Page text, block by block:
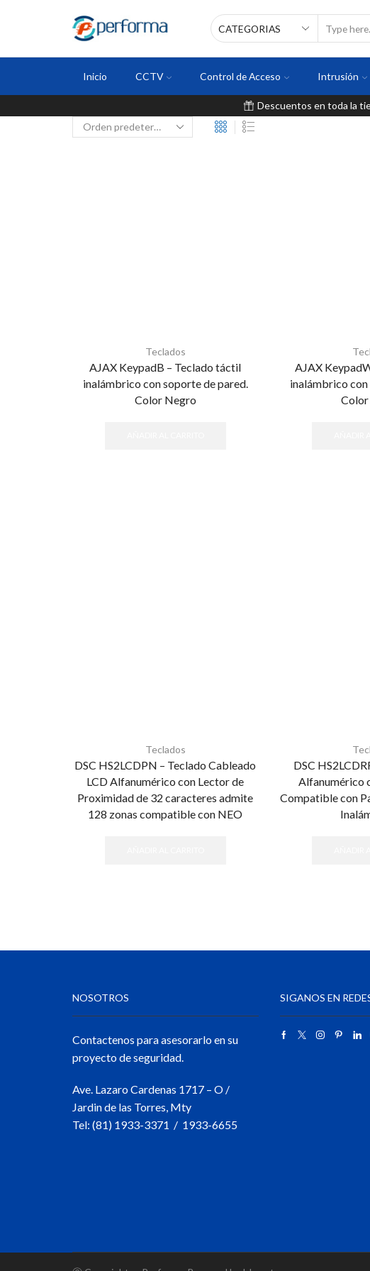
Inicio CCTV Control de Acceso Intrusión
Descuentos en toda la
Teclados
AJAX KeypadB – Teclado táctil
inalámbrico con soporte de pared.
Color Negro
AJAX
inalámbrico con
Color
Teclados
DSC HS2LCDPN – Teclado Cableado
LCD Alfanumérico con Lector de
Proximidad de 32 caracteres admite
128 zonas compatible con NEO
DSC
Alfanumérico
Compatible con
NOSOTROS
Contactenos para asesorarlo en su
proyecto de seguridad.
Ave. Lazaro Cardenas 1717 – O /
Jardin de las Torres, Mty
Tel: (81) 1933-3371 / 1933-6655
SIGANOS EN